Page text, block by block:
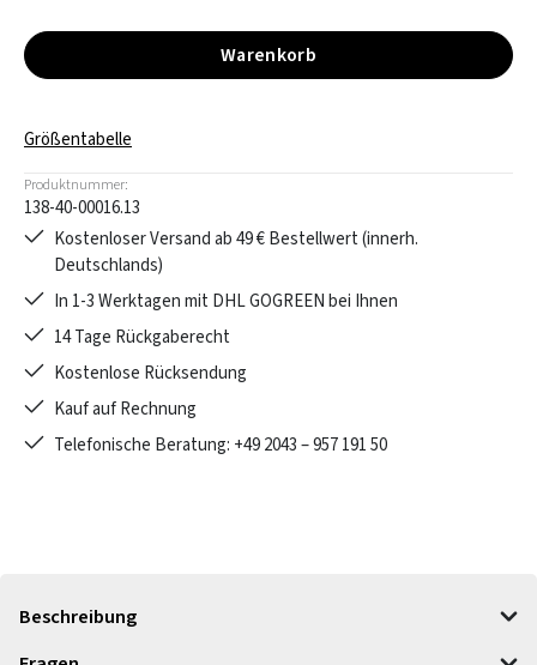
Warenkorb
Größentabelle
Produktnummer:
138-40-00016.13
Kostenloser Versand ab 49 € Bestellwert (innerh.
Deutschlands)
In 1-3 Werktagen mit DHL GOGREEN bei Ihnen
14 Tage Rückgaberecht
Kostenlose Rücksendung
Kauf auf Rechnung
Telefonische Beratung: +49 2043 – 957 191 50
Beschreibung